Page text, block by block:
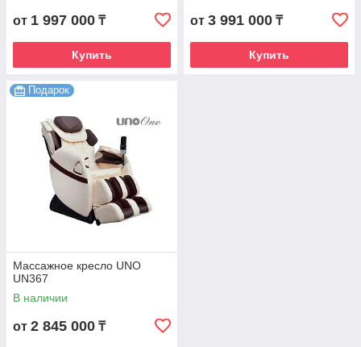
от 1 997 000 ₸
Купить
от 3 991 000 ₸
Купить
Подарок
Массажное кресло UNO
UN367
В наличии
от 2 845 000 ₸